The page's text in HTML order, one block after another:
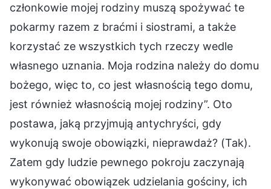
członkowie mojej rodziny muszą spożywać te
pokarmy razem z braćmi i siostrami, a także
korzystać ze wszystkich tych rzeczy wedle
własnego uznania. Moja rodzina należy do domu
bożego, więc to, co jest własnością tego domu,
jest również własnością mojej rodziny”. Oto
postawa, jaką przyjmują antychryści, gdy
wykonują swoje obowiązki, nieprawdaż? (Tak).
Zatem gdy ludzie pewnego pokroju zaczynają
wykonywać obowiązek udzielania gościny, ich